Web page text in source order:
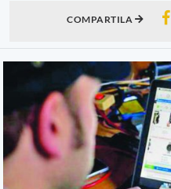
COMPARTILA